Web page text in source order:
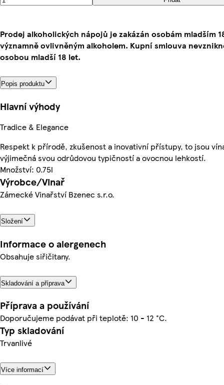
Prodej alkoholických nápojů je zakázán osobám mladším
významně ovlivněným alkoholem. Kupní smlouva
osobou mladší 18 let.
Popis produktu
Hlavní výhody
Tradice & Elegance
Respekt k přírodě, zkušenost a inovativní přístupy, to jsou
výjimečná svou odrůdovou typičností a ovocnou lehkostí.
Množství: 0.75l
Výrobce/Vinař
Zámecké Vinařství Bzenec s.r.o.
Složení
Informace o alergenech
Obsahuje siřičitany.
Skladování a příprava
Příprava a používání
Doporučujeme podávat při teplotě: 10 - 12 °C.
Typ skladování
Trvanlivé
Více informací